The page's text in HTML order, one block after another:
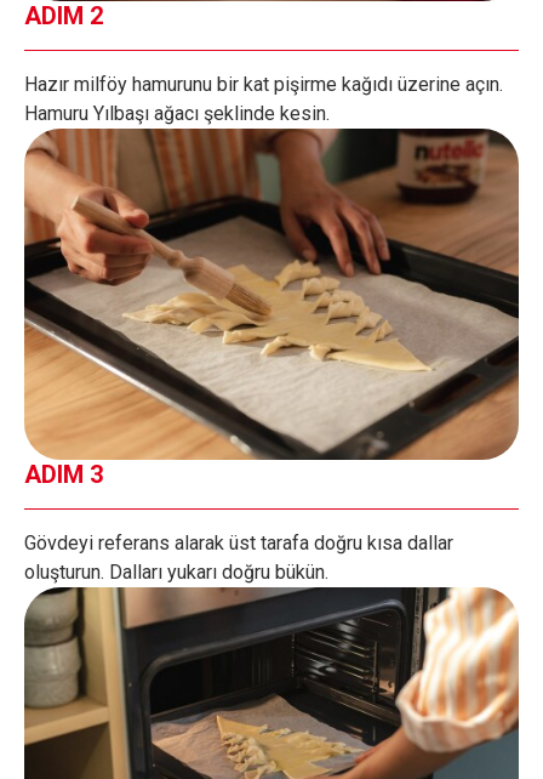
ADIM 2
Hazır milföy hamurunu bir kat pişirme kağıdı üzerine açın.
Hamuru Yılbaşı ağacı şeklinde kesin.
ADIM 3
Gövdeyi referans alarak üst tarafa doğru kısa dallar
oluşturun. Dalları yukarı doğru bükün.